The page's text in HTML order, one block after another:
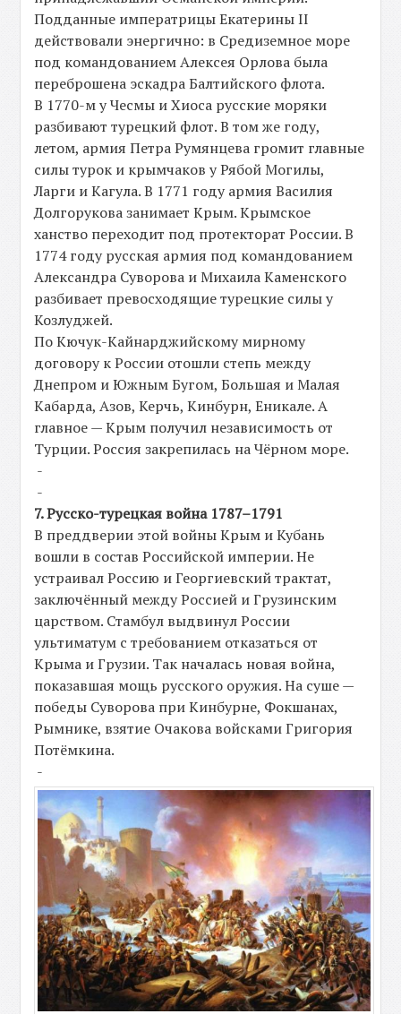
Подданные императрицы Екатерины II
действовали энергично: в Средиземное море
под командованием Алексея Орлова была
переброшена эскадра Балтийского флота.
В 1770-м у Чесмы и Хиоса русские моряки
разбивают турецкий флот. В том же году,
летом, армия Петра Румянцева громит главные
силы турок и крымчаков у Рябой Могилы,
Ларги и Кагула. В 1771 году армия Василия
Долгорукова занимает Крым. Крымское
ханство переходит под протекторат России. В
1774 году русская армия под командованием
Александра Суворова и Михаила Каменского
разбивает превосходящие турецкие силы у
Козлуджей.
По Кючук-Кайнарджийскому мирному
договору к России отошли степь между
Днепром и Южным Бугом, Большая и Малая
Кабарда, Азов, Керчь, Кинбурн, Еникале. А
главное — Крым получил независимость от
Турции. Россия закрепилась на Чёрном море.
-
-
7. Русско-турецкая война 1787–1791
В преддверии этой войны Крым и Кубань
вошли в состав Российской империи. Не
устраивал Россию и Георгиевский трактат,
заключённый между Россией и Грузинским
царством. Стамбул выдвинул России
ультиматум с требованием отказаться от
Крыма и Грузии. Так началась новая война,
показавшая мощь русского оружия. На суше —
победы Суворова при Кинбурне, Фокшанах,
Рымнике, взятие Очакова войсками Григория
Потёмкина.
-